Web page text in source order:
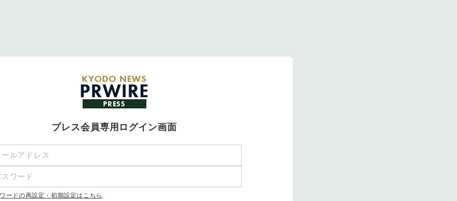
KYODO NEWS
PRWIRE
PRESS
プレス会員専用ログイン画面
ードの再設定・初期設定はこちら